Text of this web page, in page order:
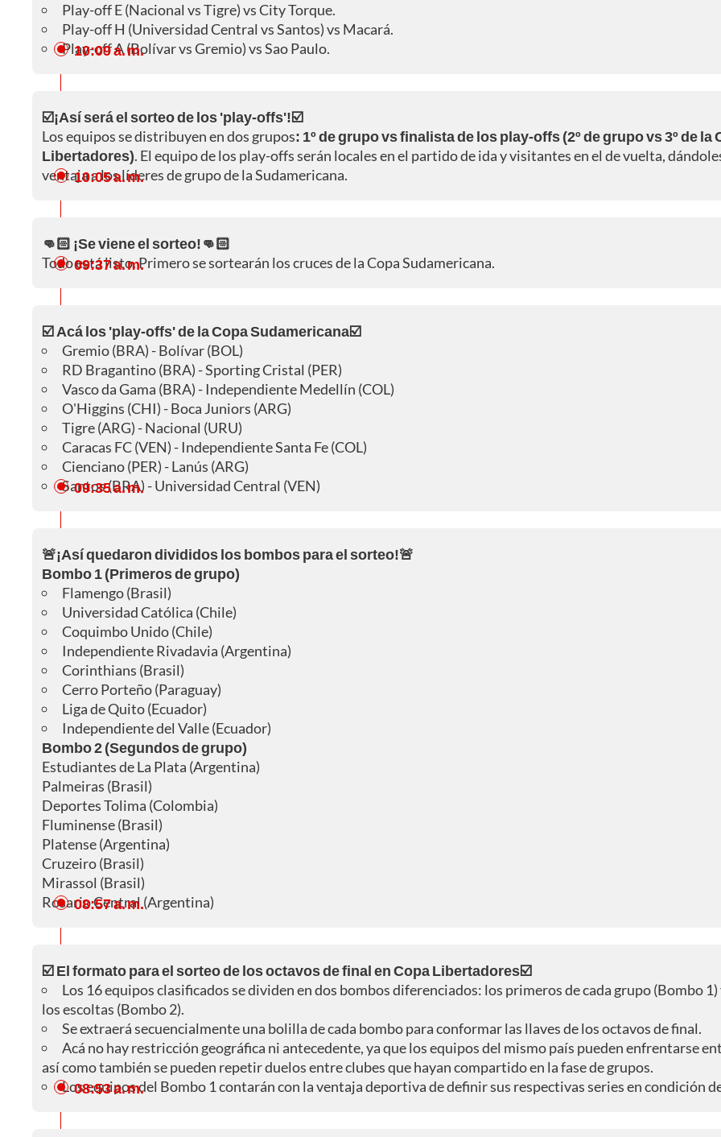
Play-off E (Nacional vs Tigre) vs City Torque.
Play-off H (Universidad Central vs Santos) vs Macará.
Play-off A (Bolívar vs Gremio) vs Sao Paulo.
10:09 a. m.
☑️¡Así será el sorteo de los 'play-offs'!☑️
Los equipos se distribuyen en dos grupos: 1º de grupo vs finalista de los play-offs (2º de grupo vs 3º de la
Libertadores). El equipo de los play-offs serán locales en el partido de ida y visitantes en el de vuelta,
ventaja a los líderes de grupo de la Sudamericana.
10:05 a. m.
👊🏻 ¡Se viene el sorteo!👊🏻
Todo está listo. Primero se sortearán los cruces de la Copa Sudamericana.
09:37 a. m.
☑️ Acá los 'play-offs' de la Copa Sudamericana☑️
Gremio (BRA) - Bolívar (BOL)
RD Bragantino (BRA) - Sporting Cristal (PER)
Vasco da Gama (BRA) - Independiente Medellín (COL)
O'Higgins (CHI) - Boca Juniors (ARG)
Tigre (ARG) - Nacional (URU)
Caracas FC (VEN) - Independiente Santa Fe (COL)
Cienciano (PER) - Lanús (ARG)
Santos (BRA) - Universidad Central (VEN)
09:35 a. m.
🚨¡Así quedaron divididos los bombos para el sorteo!🚨
Bombo 1 (Primeros de grupo)
Flamengo (Brasil)
Universidad Católica (Chile)
Coquimbo Unido (Chile)
Independiente Rivadavia (Argentina)
Corinthians (Brasil)
Cerro Porteño (Paraguay)
Liga de Quito (Ecuador)
Independiente del Valle (Ecuador)
Bombo 2 (Segundos de grupo)
Estudiantes de La Plata (Argentina)
Palmeiras (Brasil)
Deportes Tolima (Colombia)
Fluminense (Brasil)
Platense (Argentina)
Cruzeiro (Brasil)
Mirassol (Brasil)
Rosario Central (Argentina)
08:57 a. m.
☑️ El formato para el sorteo de los octavos de final en Copa Libertadores☑️
Los 16 equipos clasificados se dividen en dos bombos diferenciados: los primeros de cada grupo (Bombo 1)
los escoltas (Bombo 2).
Se extraerá secuencialmente una bolilla de cada bombo para conformar las llaves de los octavos de final.
Acá no hay restricción geográfica ni antecedente, ya que los equipos del mismo país pueden enfrentarse
así como también se pueden repetir duelos entre clubes que hayan compartido en la fase de grupos.
Los equipos del Bombo 1 contarán con la ventaja deportiva de definir sus respectivas series en condición
08:53 a. m.